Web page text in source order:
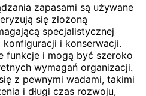
zapasami są używane
się złożoną
specjalistycznej
i konserwacji.
funkcje i mogą być szeroko
wymagań organizacji.
z pewnymi wadami, takimi
i długi czas rozwoju,